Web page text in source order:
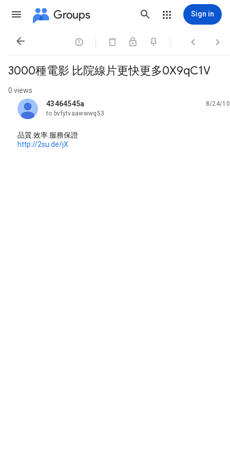
Groups Sign in
   
3000種電影 比院線片更快更多0X9qC1V
0 views
43464545a
unread,
8/24/10
to bvfytvaawwwq53
品質.效率.服務保證
http://2su.de/jX